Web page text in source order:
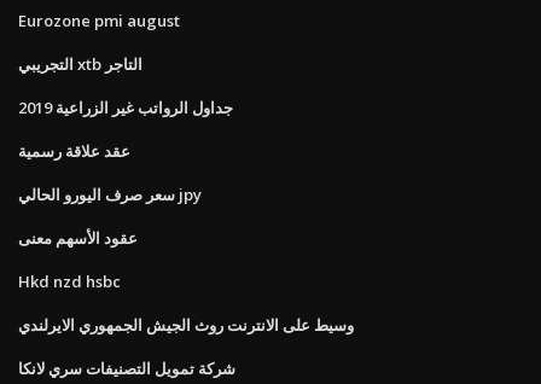
Eurozone pmi august
التجريبي xtb التاجر
جداول الرواتب غير الزراعية 2019
عقد علاقة رسمية
سعر صرف اليورو الحالي jpy
عقود الأسهم معنى
Hkd nzd hsbc
وسيط على الانترنت روث الجيش الجمهوري الايرلندي
شركة تمويل التصنيفات سري لانكا